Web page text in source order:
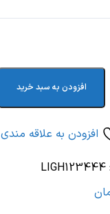
افزودن به سبد خرید
افزودن به علاقه مندی
LIGH123444